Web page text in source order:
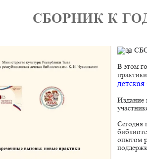
СБОРНИК К
В этом
Издание
Сегодня
опытом